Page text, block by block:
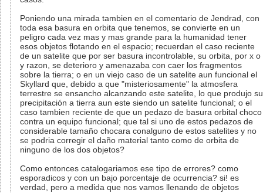
Poniendo una mirada tambien en el comentario de Jendrad, con
toda esa basura en orbita que tenemos, se convierte en un
peligro cada vez mas y mas grande para la humanidad tener
esos objetos flotando en el espacio; recuerdan el caso reciente
de un satelite que por ser basura incontrolable, su orbita, por x o
y razon, se deterioro y amenazaba con caer los fragmentos
sobre la tierra; o en un viejo caso de un satelite aun funcional el
Skyllard que, debido a que "misteriosamente" la atmosfera
terrestre se ensancho alcanzando este satelite, lo que produjo su
precipitación a tierra aun este siendo un satelite funcional; o el
caso tambien reciente de que un pedazo de basura orbital choco
contra un equipo funcional; que tal si uno de estos pedazos de
considerable tamaño chocara conalguno de estos satelites y no
se podria corregir el daño material tanto como de orbita de
ninguno de los dos objetos?
Como entonces catalogariamos ese tipo de errores? como
esporadicos y con un bajo porcentaje de ocurrencia? si! es
verdad, pero a medida que nos vamos llenando de objetos